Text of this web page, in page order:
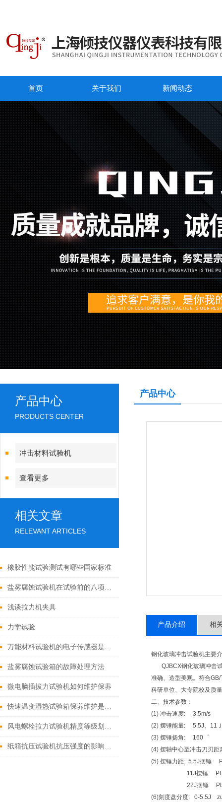
首页 关于我们 新闻动态
产品中心
PRODUCTS CENTER
冲击材料试验机
查看更多
相关文章
RELEVANT ARTICLES
橡胶性能试验测试有哪些国家标准
盐雾腐蚀试验机在试验前的八项准备工作
浅谈拉力机夹具
力学试验
万能材料试验机的电子传感器是如何工作的？
盐雾腐蚀试验箱的故障处理方法
微电脑插拔力试验机如何维护保养
快速温变湿热试验箱保养维护是非常有必要的
风电螺栓拉力试验机精度等级划分标准适用于哪些领域？
纸箱抗压试验机抗压强度的影响因素
产品中心
产品介绍 相
钢化玻璃冲击试验机主要
QJBCX钢化玻璃冲击试
准确、造型美观。符合
科研单位、大专院校及质
二、技术参数：
(1) 冲击速度: 3.5m/s
(2) 摆锤能量: 5.5J、11
(3) 摆锤扬角: 160゜
(4) 摆轴中心至冲击刀刃
(5) 摆锤力距: 5.5J摆锤
11J摆锤
22J摆锤
(6)刻度盘分度: 0-5.5J